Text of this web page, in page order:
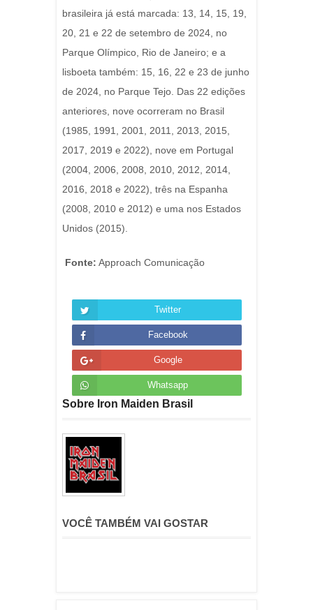
brasileira já está marcada: 13, 14, 15, 19,
20, 21 e 22 de setembro de 2024, no
Parque Olímpico, Rio de Janeiro; e a
lisboeta também: 15, 16, 22 e 23 de junho
de 2024, no Parque Tejo. Das 22 edições
anteriores, nove ocorreram no Brasil
(1985, 1991, 2001, 2011, 2013, 2015,
2017, 2019 e 2022), nove em Portugal
(2004, 2006, 2008, 2010, 2012, 2014,
2016, 2018 e 2022), três na Espanha
(2008, 2010 e 2012) e uma nos Estados
Unidos (2015).
Fonte: Approach Comunicação
Twitter
Facebook
Google
Whatsapp
Sobre Iron Maiden Brasil
VOCÊ TAMBÉM VAI GOSTAR